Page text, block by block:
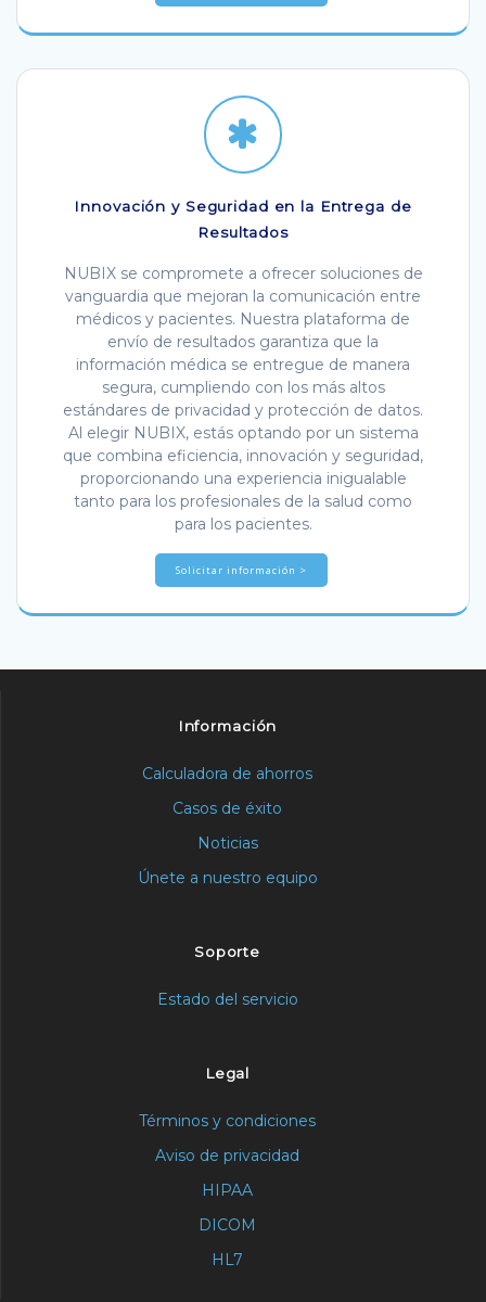
Innovación y Seguridad en la Entrega de
Resultados
NUBIX se compromete a ofrecer soluciones de
vanguardia que mejoran la comunicación entre
médicos y pacientes. Nuestra plataforma de
envío de resultados garantiza que la
información médica se entregue de manera
segura, cumpliendo con los más altos
estándares de privacidad y protección de datos.
Al elegir NUBIX, estás optando por un sistema
que combina eficiencia, innovación y seguridad,
proporcionando una experiencia inigualable
tanto para los profesionales de la salud como
para los pacientes.
Solicitar información >
Información
Calculadora de ahorros
Casos de éxito
Noticias
Únete a nuestro equipo
Soporte
Estado del servicio
Legal
Términos y condiciones
Aviso de privacidad
HIPAA
DICOM
HL7